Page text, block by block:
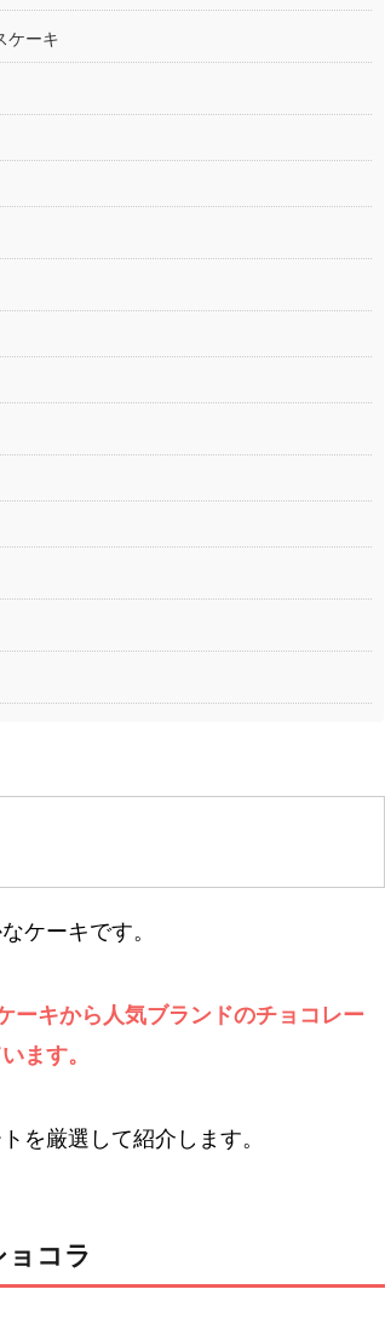
ケーキ
ケーキです。
ーキから人気ブランドのチョコレー
ます。
を厳選して紹介します。
コラ